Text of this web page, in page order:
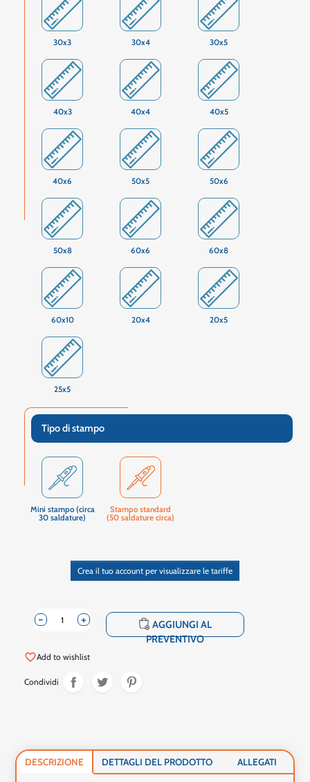
30x3 30x4 30x5
40x3 40x4 40x5
40x6 50x5 50x6
50x8 60x6 60x8
60x10 20x4 20x5
25x5
Tipo di stampo
Mini stampo (circa
30 saldature)
Stampo standard
(50 saldature circa)
Crea il tuo account per visualizzare le tariffe
+
- shopping_cart AGGIUNGI AL
PREVENTIVO
favorite_borderAdd to wishlist
Condividi
DESCRIZIONE DETTAGLI DEL PRODOTTO ALLEGATI